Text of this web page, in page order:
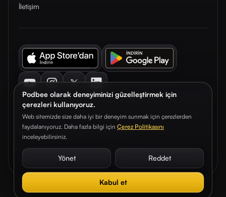
Podbee olarak deneyiminizi güzelleştirmek için
çerezleri kullanıyoruz.
Web sitemizde size daha iyi bir deneyim sunmak için çerezlerden
faydalanıyoruz. Daha fazla bilgi için Çerez Politikasını
inceleyebilirsiniz.
Yönet Reddet
Kabul et
İletişim
© 2026. Podbee Media. Tüm hakları saklıdır.
Çerez TercihleriAydınlatma Metni Gizlilik Sözleşmesi